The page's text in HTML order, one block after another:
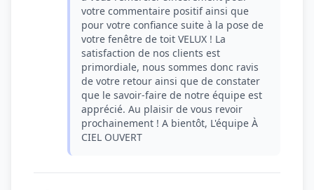
votre commentaire positif ainsi que
pour votre confiance suite à la pose de
votre fenêtre de toit VELUX ! La
satisfaction de nos clients est
primordiale, nous sommes donc ravis
de votre retour ainsi que de constater
que le savoir-faire de notre équipe est
apprécié. Au plaisir de vous revoir
prochainement ! A bientôt, L'équipe À
CIEL OUVERT